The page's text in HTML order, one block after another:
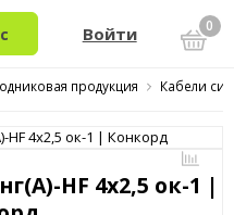
Войти 0
продукция Кабели
HF 4x2,5 ок-1 |